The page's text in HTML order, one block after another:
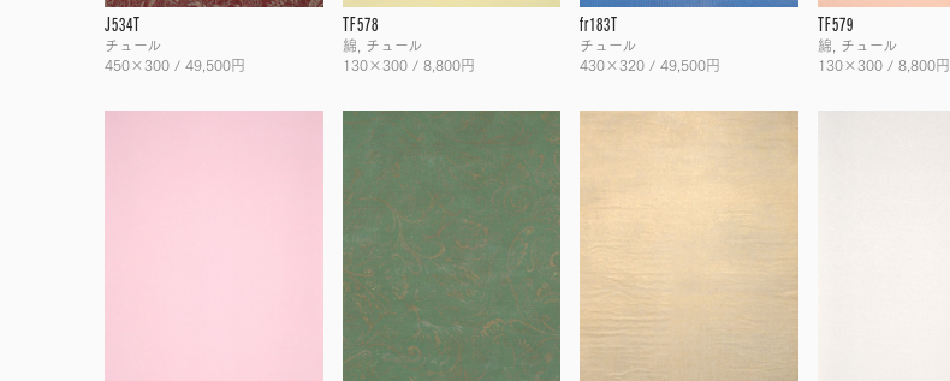
J534T
チュール
450×300 / 49,500円
TF578
綿, チュール
130×300 / 8,800円
fr183T
チュール
430×320 / 49,500円
TF579
綿, チュール
130×300 / 8,800円